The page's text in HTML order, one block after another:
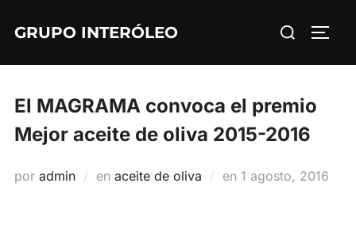
GRUPO INTERÓLEO Buscar:
El MAGRAMA convoca el premio
Mejor aceite de oliva 2015-2016
por admin en aceite de oliva en Publicado
1 agosto, 2016